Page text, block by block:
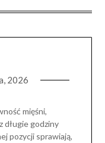
2026
mięśni,
długie godziny
pozycji sprawiają,